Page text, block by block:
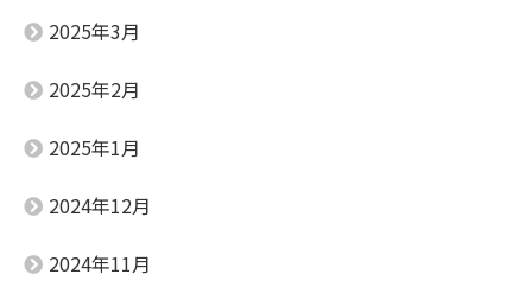
2025年3月
2025年2月
2025年1月
2024年12月
2024年11月